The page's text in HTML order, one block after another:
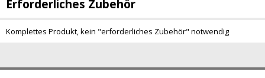
Erforderliches Zubehör
Komplettes Produkt, kein "erforderliches Zubehör" notwendig